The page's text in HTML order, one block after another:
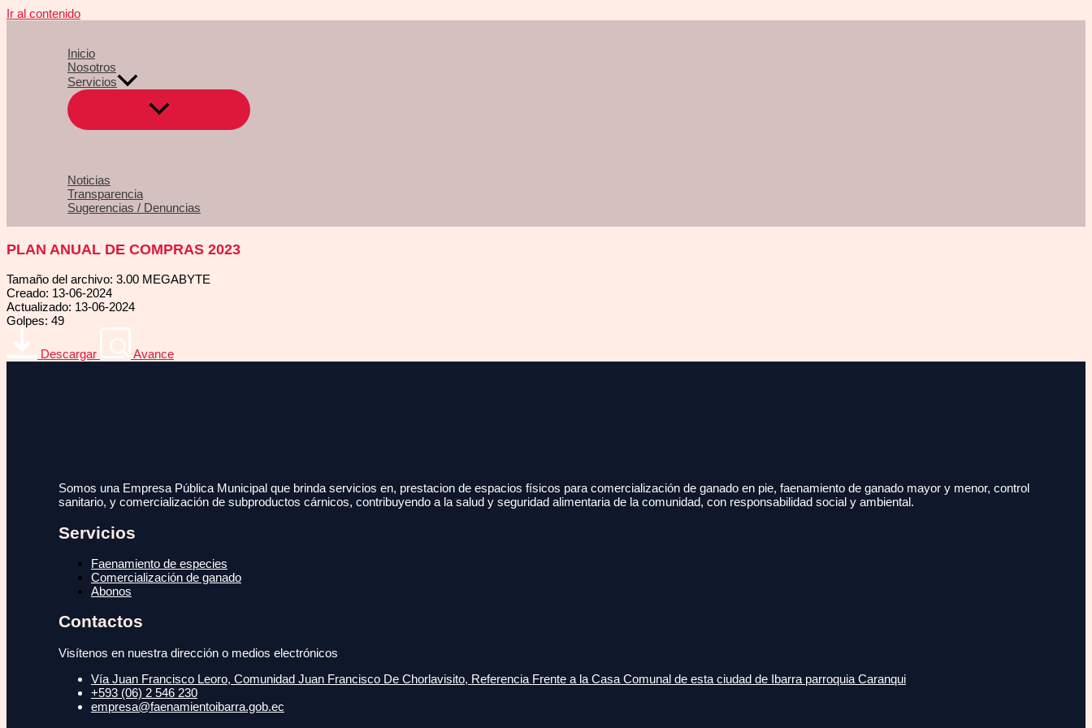
Ir al contenido
Inicio
Nosotros
Servicios
Noticias
Transparencia
Sugerencias / Denuncias
PLAN ANUAL DE COMPRAS 2023
Tamaño del archivo: 3.00 MEGABYTE
Creado: 13-06-2024
Actualizado: 13-06-2024
Golpes: 49
Descargar Avance
Somos una Empresa Pública Municipal que brinda servicios en, prestacion de espacios físicos para comercialización de ganado en pie, faenamiento de ganado mayor y menor, control
sanitario, y comercialización de subproductos cárnicos, contribuyendo a la salud y seguridad alimentaria de la comunidad, con responsabilidad social y ambiental.
Servicios
Faenamiento de especies
Comercialización de ganado
Abonos
Contactos
Visítenos en nuestra dirección o medios electrónicos
Vía Juan Francisco Leoro, Comunidad Juan Francisco De Chorlavisito, Referencia Frente a la Casa Comunal de esta ciudad de Ibarra parroquia Caranqui
+593 (06) 2 546 230
empresa@faenamientoibarra.gob.ec